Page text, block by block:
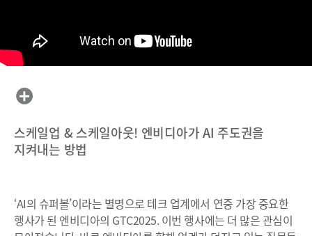
스케일업 & 스케일아웃! 엔비디아가 AI 주도권을
지켜내는 방법
‘AI의 슈퍼볼’이라는 별명으로 테크 업계에서 연중 가장 중요한
행사가 된 엔비디아의 GTC2025. 이번 행사에는 더 많은 관심이